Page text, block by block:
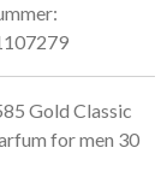
Gold Classic
for men 30